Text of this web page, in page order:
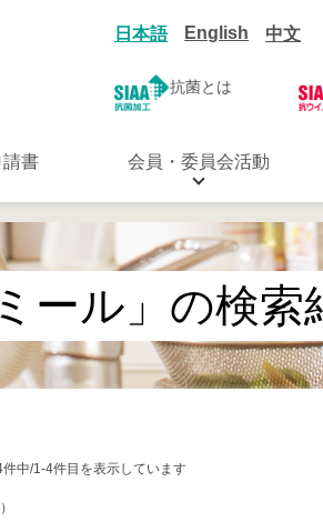
日本語 English 中文
抗菌とは
請書 会員・委員会活動
ール」の検索
件中/1-4件目を表示しています
）